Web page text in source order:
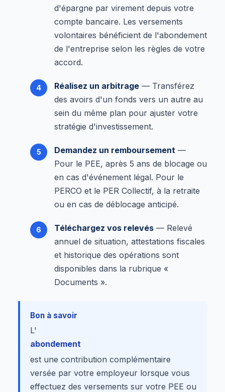
d'épargne par virement depuis votre
compte bancaire. Les versements
volontaires bénéficient de l'abondement
de l'entreprise selon les règles de votre
accord.
Réalisez un arbitrage — Transférez
des avoirs d'un fonds vers un autre au
sein du même plan pour ajuster votre
stratégie d'investissement.
Demandez un remboursement —
Pour le PEE, après 5 ans de blocage ou
en cas d'événement légal. Pour le
PERCO et le PER Collectif, à la retraite
ou en cas de déblocage anticipé.
Téléchargez vos relevés — Relevé
annuel de situation, attestations fiscales
et historique des opérations sont
disponibles dans la rubrique «
Documents ».
Bon à savoir
L'
abondement
est une contribution complémentaire
versée par votre employeur lorsque vous
effectuez des versements sur votre PEE ou